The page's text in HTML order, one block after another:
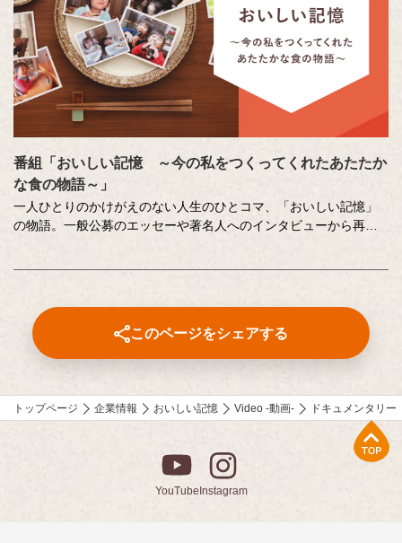
番組「おいしい記憶 ～今の私をつくってくれたあたたか
な食の物語～」
一人ひとりのかけがえのない人生のひとコマ、「おいしい記憶」
の物語。一般公募のエッセーや著名人へのインタビューから再現
ただけます。
⚫︎「伝えたい和食の技法」
近茶流嗣家（現 宗家）、博士（醸造学）、テレビ番組の料理監修
しくなる技をご紹介。
⚫︎「作家 山本一力さんが語る『おいしい記憶』」
直木賞作家で、「あなたの『おいしい記憶』をおしえてくださ
い。」エッセーコンテスト審査員の山本一力さんが、受賞作品の
読みどころなどを自ら語ります。
このページをシェアする
トップページ 企業情報 おいしい記憶 Video -動画- ドキュメンタリ
YouTube Instagram